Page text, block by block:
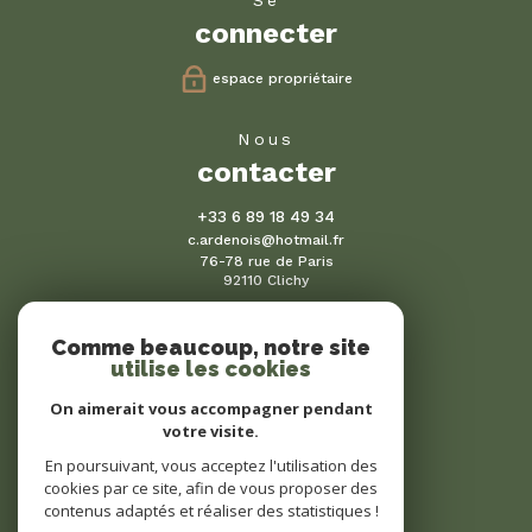
connecter
espace propriétaire
nous
contacter
+33 6 89 18 49 34
c.ardenois@hotmail.fr
76-78 rue de Paris
92110 Clichy
nous
suivre
nous
Comme beaucoup, notre site
utilise les cookies
On aimerait vous accompagner pendant
votre visite.
En poursuivant, vous acceptez l'utilisation des
cookies par ce site, afin de vous proposer des
contenus adaptés et réaliser des statistiques !